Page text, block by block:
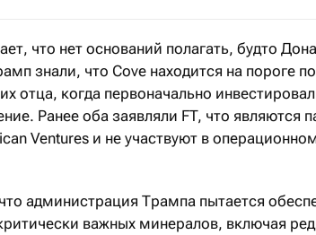
что нет оснований полагать, будто
знали, что Cove находится на пороге
отца, когда первоначально
Ранее оба заявляли FT, что являются
Ventures и не участвуют в
администрация Трампа пытается
важных минералов, включая